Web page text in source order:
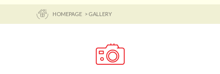
HOMEPAGE > GALLERY